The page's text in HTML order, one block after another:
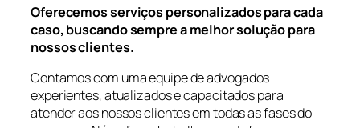
Oferecemos serviços personalizados para cada
caso, buscando sempre a melhor solução para
nossos clientes.
Contamos com uma equipe de advogados
experientes, atualizados e capacitados para
atender aos nossos clientes em todas as fases do